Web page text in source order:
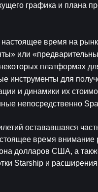
графика и плана
время на
или
платформах
инструменты для
и динамики их
непосредственно
остававшаяся
время внимание
долларов США, а
Starship и